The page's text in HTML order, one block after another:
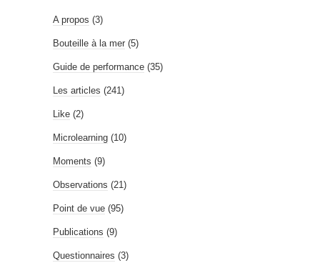
A propos (3)
Bouteille à la mer (5)
Guide de performance (35)
Les articles (241)
Like (2)
Microlearning (10)
Moments (9)
Observations (21)
Point de vue (95)
Publications (9)
Questionnaires (3)